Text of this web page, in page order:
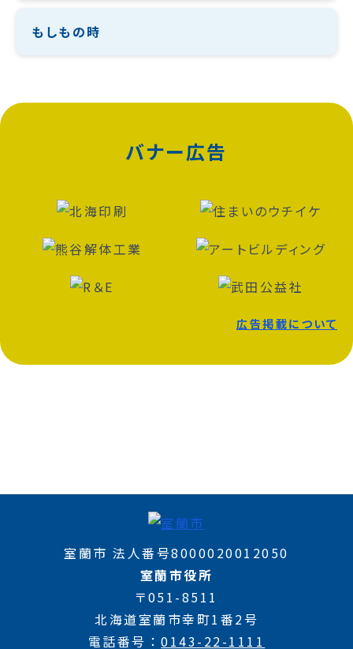
もしもの時
バナー広告
広告掲載について
室蘭市 法人番号8000020012050
室蘭市役所
〒051-8511
北海道室蘭市幸町1番2号
電話番号
0143-22-1111